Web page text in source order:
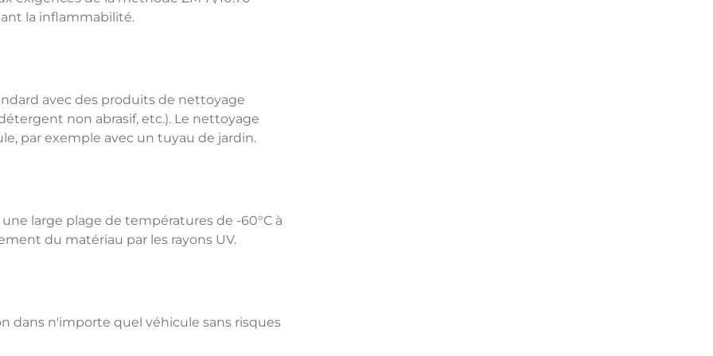
la inflammabilité.
avec des produits de nettoyage
non abrasif, etc.). Le nettoyage
par exemple avec un tuyau de jardin.
large plage de températures de -60°C à
du matériau par les rayons UV.
dans n'importe quel véhicule sans risques